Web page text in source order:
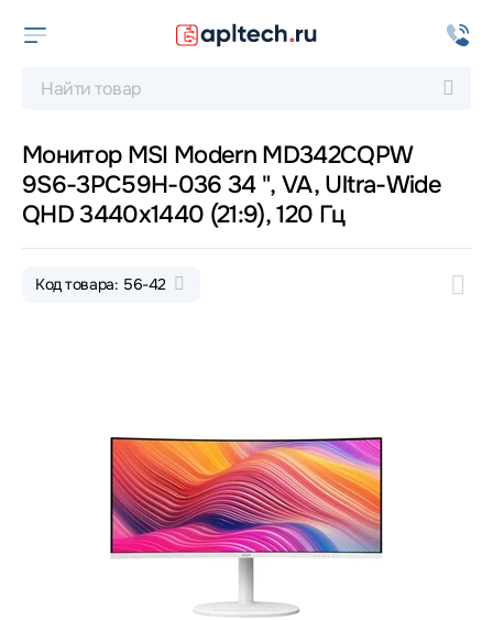
Монитор MSI Modern MD342CQPW
9S6-3PC59H-036 34 ", VA, Ultra-Wide
QHD 3440x1440 (21:9), 120 Гц
Код товара: 56-42